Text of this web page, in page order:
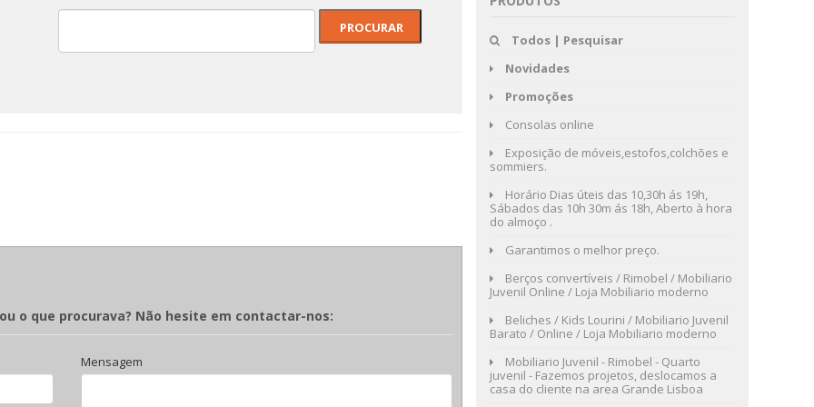
o que procurava? Não hesite em contactar-nos:
Mensagem
Todos | Pesquisar
Novidades
Promoções
Consolas online
Exposição de móveis,estofos,colchões e
sommiers.
Horário Dias úteis das 10,30h ás 19h,
Sábados das 10h 30m ás 18h, Aberto à hora
do almoço .
Garantimos o melhor preço.
Berços convertíveis / Rimobel / Mobiliario
Juvenil Online / Loja Mobiliario moderno
Beliches / Kids Lourini / Mobiliario Juvenil
Barato / Online / Loja Mobiliario moderno
Mobiliario Juvenil - Rimobel - Quarto
juvenil - Fazemos projetos, deslocamos a
casa do cliente na area Grande Lisboa